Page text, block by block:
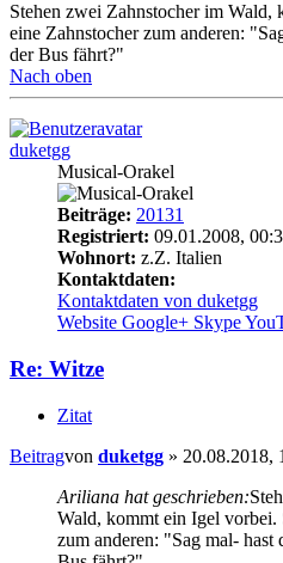
Stehen zwei Zahnstocher im Wald,
eine Zahnstocher zum anderen:
der Bus fährt?"
Nach oben
duketgg
Musical-Orakel
Beiträge: 20131
Registriert: 09.01.2008,
Wohnort: z.Z. Italien
Kontaktdaten:
Kontaktdaten von duketgg
Website Google+ Skype
Re: Witze
Zitat
Beitragvon duketgg » 20.08.2018,
Ariliana hat geschrieben:
Wald, kommt ein Igel vorbei.
zum anderen: "Sag mal- hast